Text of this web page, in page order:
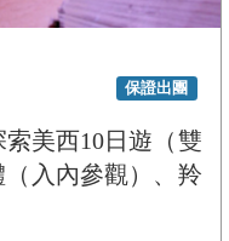
索美西10日遊（雙
入內參觀）、羚
保證出團